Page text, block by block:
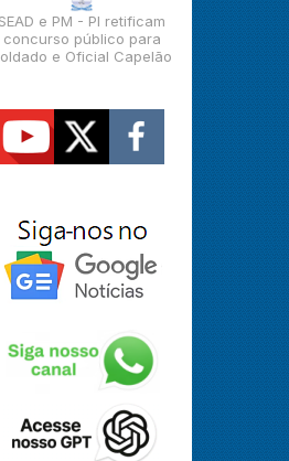
SEAD e PM - PI retificam
concurso público para
e Oficial Capelão